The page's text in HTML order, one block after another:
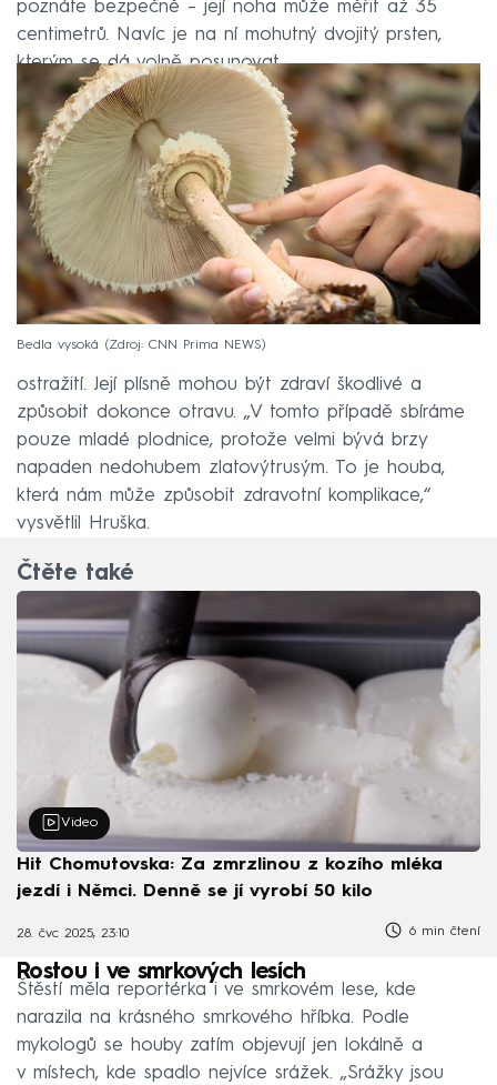
poznáte bezpečně – její noha může měřit až 35
centimetrů. Navíc je na ní mohutný dvojitý prsten,
kterým se dá volně posunovat.
Bedla vysoká Zdroj: CNN Prima NEWS
U hřibu žlutomasého, lidově babky, musíme být
ostražití. Její plísně mohou být zdraví škodlivé a
způsobit dokonce otravu. „V tomto případě sbíráme
pouze mladé plodnice, protože velmi bývá brzy
napaden nedohubem zlatovýtrusým. To je houba,
která nám může způsobit zdravotní komplikace,“
vysvětlil Hruška.
Čtěte také
Video
Hit Chomutovska: Za zmrzlinou z kozího mléka
jezdí i Němci. Denně se jí vyrobí 50 kilo
28. čvc 2025, 23:10 6 min čtení
Rostou i ve smrkových lesích
Štěstí měla reportérka i ve smrkovém lese, kde
narazila na krásného smrkového hříbka. Podle
mykologů se houby zatím objevují jen lokálně a
v místech, kde spadlo nejvíce srážek. „Srážky jsou